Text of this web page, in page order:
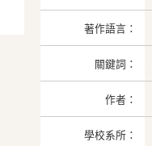
著作語言：
關鍵詞：
作者：
學校系所：